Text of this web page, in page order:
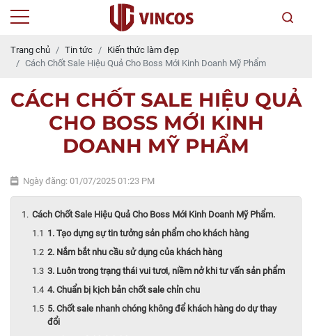
Trang chủ Tin tức
Kiến thức làm đẹp
Cách Chốt Sale Hiệu Quả Cho Boss Mới Kinh Doanh Mỹ Phẩm
CÁCH CHỐT SALE HIỆU QUẢ
CHO BOSS MỚI KINH
DOANH MỸ PHẨM
Ngày đăng: 01/07/2025 01:23 PM
Cách Chốt Sale Hiệu Quả Cho Boss Mới Kinh Doanh Mỹ Phẩm.
1. Tạo dựng sự tin tưởng sản phẩm cho khách hàng
2. Nắm bắt nhu cầu sử dụng của khách hàng
3. Luôn trong trạng thái vui tươi, niềm nở khi tư vấn sản phẩm
4. Chuẩn bị kịch bản chốt sale chỉn chu
5. Chốt sale nhanh chóng không để khách hàng do dự thay
đổi